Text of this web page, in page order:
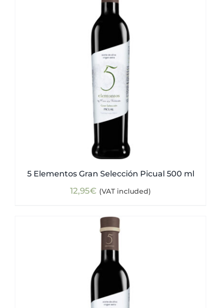
5 Elementos Gran Selección Picual 500 ml
12,95€ (VAT included)